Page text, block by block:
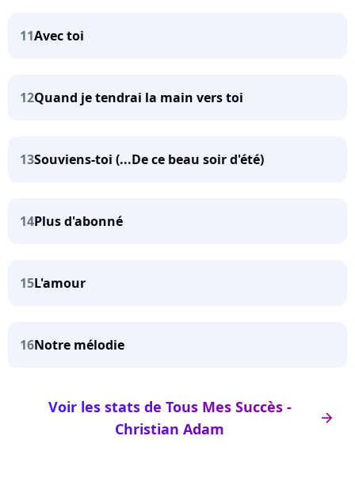
11Avec toi
12Quand je tendrai la main vers toi
13Souviens-toi (...De ce beau soir d'été)
14Plus d'abonné
15L'amour
16Notre mélodie
arrow_right
Voir les stats de Tous Mes Succès -
Christian Adam